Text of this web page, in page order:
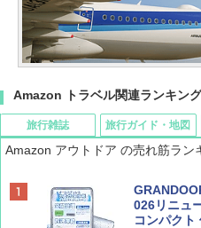
Amazon トラベル関連ランキング
旅行雑誌
ディズニ
誌] (ＤＩＳ
旅行ガイド・地図
D40 地球の
力的な町
[キャンパ
プテント
ッとサンシ
Amazon アウトドア の売れ筋ラン
026リニュ
コンパクト